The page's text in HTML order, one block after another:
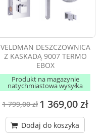
VELDMAN DESZCZOWNICA
Z KASKADĄ 9007 TERMO
EBOX
Produkt na magazynie
natychmiastowa wysyłka
1 799,00 zł 1 369,00 zł
Dodaj do koszyka